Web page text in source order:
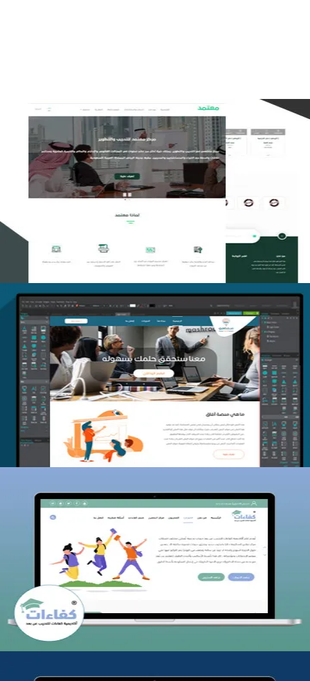
تصميم منصة معتمد للتدريب
التفاصيل
منصة أفق للتدريب
التفاصيل
كفاءات للتدريب
التفاصيل